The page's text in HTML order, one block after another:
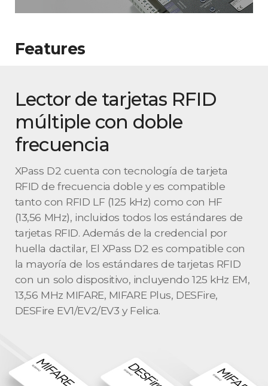
Features
Lector de tarjetas RFID
múltiple con doble
frecuencia
XPass D2 cuenta con tecnología de tarjeta
RFID de frecuencia doble y es compatible
tanto con RFID LF (125 kHz) como con HF
(13,56 MHz), incluidos todos los estándares de
tarjetas RFID. Además de la credencial por
huella dactilar, El XPass D2 es compatible con
la mayoría de los estándares de tarjetas RFID
con un solo dispositivo, incluyendo 125 kHz EM,
13,56 MHz MIFARE, MIFARE Plus, DESFire,
DESFire EV1/EV2/EV3 y Felica.